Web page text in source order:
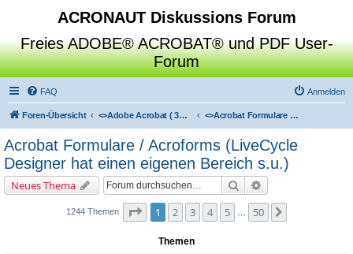
ACRONAUT Diskussions Forum
Freies ADOBE® ACROBAT® und PDF User-
Forum
FAQ Anmelden
Foren-Übersicht <>Adobe Acrobat ( 3D / Professional / Standard / Reader / Distiller ) <>Acrobat Formulare / Acroforms (LiveCycle Designer hat einen eigenen Bereich s.u.)
Acrobat Formulare / Acroforms (LiveCycle
Designer hat einen eigenen Bereich s.u.)
Neues Thema Suche
1244 Themen Seite von
1 2 3 4 5 50
Themen